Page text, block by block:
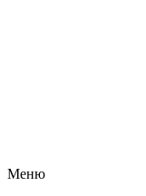
Меню